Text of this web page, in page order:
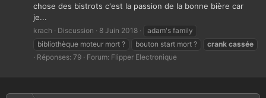
chose des bistrots c'est la passion de la bonne bière car
je...
krach Discussion 8 Juin 2018
adam's family
bibliothèque moteur mort ?
bouton start mort ? crank cassée
Réponses: 79
Forum: Flipper Electronique